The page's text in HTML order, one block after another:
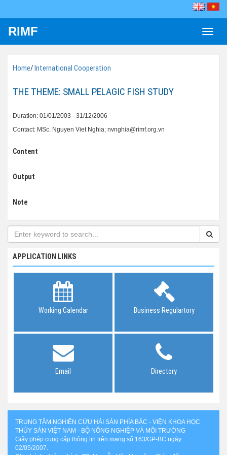
Toggle
RIMF
Home/International Cooperation
THE THEME: SMALL PELAGIC FISH STUDY
Duration: 01/01/2003 - 31/12/2006
Contact: MSc. Nguyen Viet Nghia; nvnghia@rimf.org.vn
Content
Output
Note
APPLICATION LINKS
Working Calendar Business Regulartory
Email Directory
TRUNG TÂM NGHIÊN CỨU HẢI SẢN PHÍA BẮC - VIỆN KHOA HỌC
THỦY SẢN VIỆT NAM - BỘ NÔNG NGHIỆP VÀ MÔI TRƯỜNG
Giấy phép cung cấp thông tin trên mạng số 163/GP-BC ngày
02/05/2007.